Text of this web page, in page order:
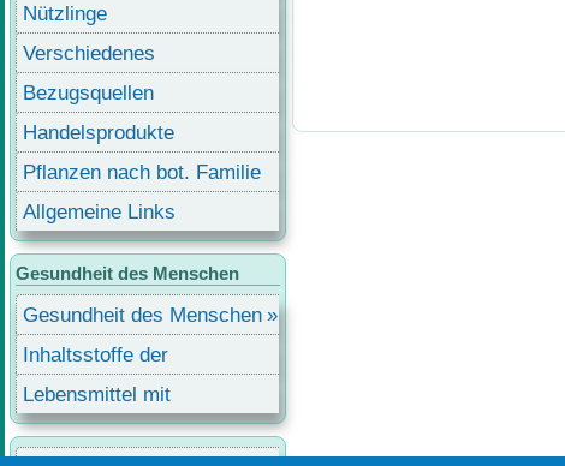
Nützlinge
Verschiedenes
Bezugsquellen
Handelsprodukte
Pflanzen nach bot. Familie
Allgemeine Links
Gesundheit des Menschen
Gesundheit des Menschen
Inhaltsstoffe der
Lebensmittel
Lebensmittel mit
Inhaltsstoffen
Benutzermenü